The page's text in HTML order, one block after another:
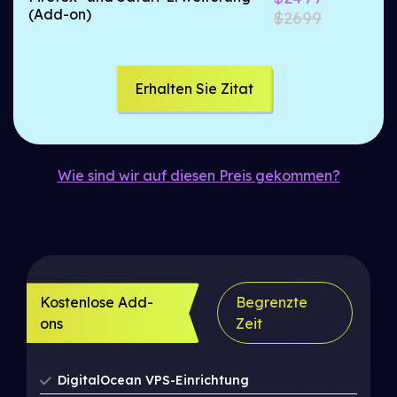
(Add-on)
$2699
Erhalten Sie Zitat
Wie sind wir auf diesen Preis gekommen?
Kostenlose Add-
ons
Begrenzte
Zeit
DigitalOcean VPS-Einrichtung